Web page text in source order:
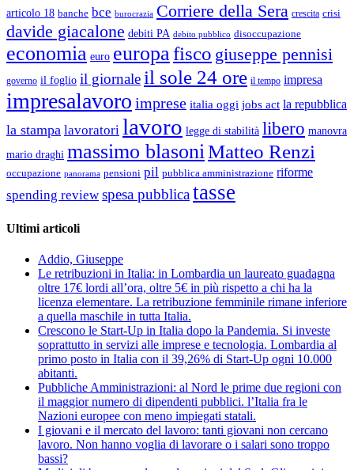
articolo 18 banche bce burocrazia Corriere della Sera crescita crisi
davide giacalone debiti PA debito pubblico disoccupazione
economia euro europafisco giuseppe pennisi
governo il foglio il giornale il sole 24 ore il tempo impresa
impresalavoro imprese italia oggi jobs act la repubblica
la stampa lavoratori lavoro legge di stabilità libero manovra
mario draghi massimo blasoniMatteo Renzi
occupazione panorama pensioni pil pubblica amministrazione riforme
spending review spesa pubblicatasse
Ultimi articoli
Addio, Giuseppe
Le retribuzioni in Italia: in Lombardia un laureato guadagna
oltre 17€ lordi all’ora, oltre 5€ in più rispetto a chi ha la
licenza elementare. La retribuzione femminile rimane inferiore
a quella maschile in tutta Italia.
Crescono le Start-Up in Italia dopo la Pandemia. Si investe
soprattutto in servizi alle imprese e tecnologia. Lombardia al
primo posto in Italia con il 39,26% di Start-Up ogni 10.000
abitanti.
Pubbliche Amministrazioni: al Nord le prime due regioni con
il maggior numero di dipendenti pubblici. l’Italia fra le
Nazioni europee con meno impiegati statali.
I giovani e il mercato del lavoro: tanti giovani non cercano
lavoro. Non hanno voglia di lavorare o i salari sono troppo
bassi?